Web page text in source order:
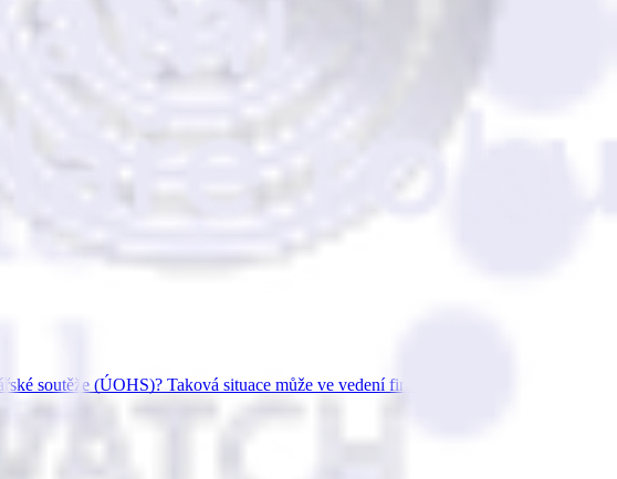
soutěže (ÚOHS)? Taková situace může ve vedení firmy vyvo…